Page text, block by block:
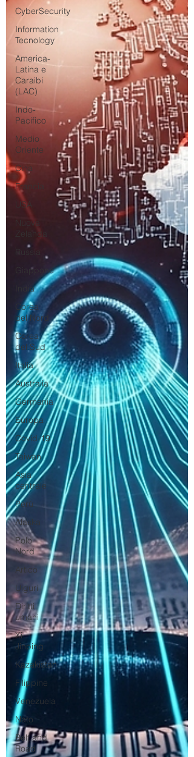
CyberSecurity
Information
Tecnology
America-
Latina e
Caraibi
(LAC)
Indo-
Pacifico
Medio
Oriente
Cina
Francia
USA
Nuova
Zelanda
Giappone
India
Corea
del Nord
Corea
del Sud
Italia
Australia
Germania
Europa
Covid-19
Taiwan
Asia
centrale
Perù
Alaska
Polo
Nord
Artico
Uiguri
Diritti
umani
Xi
Jinping
Kazakistan
Filippine
Venezuela
Nato
Belt and
Road